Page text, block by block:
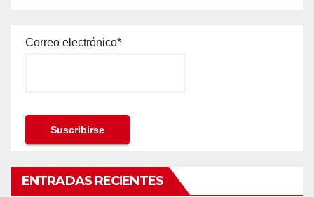
Correo electrónico*
ENTRADAS RECIENTES